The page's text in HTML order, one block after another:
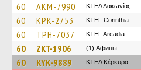
60 AKM-7990 ΚΤΕΛ Λακωνίας
60 KPK-2753 KTEL Corinthia
60 TPH-7037 KTEL Arcadia
60 ZKT-1906 (1) Афины
60 KYK-9889 ΚΤΕΛ Κέρκυρα